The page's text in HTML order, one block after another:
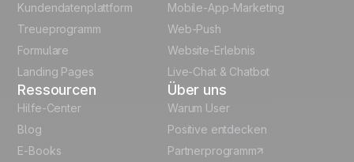
Español
Kundendatenplattform
Treueprogramm
Formulare
Landing Pages
Mobile-App-Marketing
Web-Push
Website-Erlebnis
Live-Chat & Chatbot
Ressourcen
Hilfe-Center
Blog
E-Books
Über uns
Warum User
Positive entdecken
Partnerprogramm